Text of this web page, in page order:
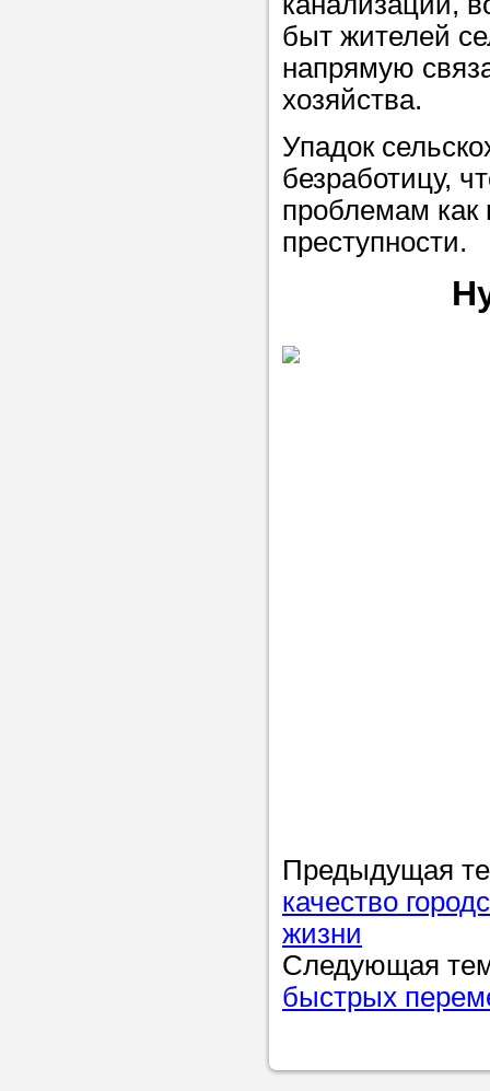
в
советам,
репетитора
Совет 3.
студент-
быт жителей
напрямую
хозяйства.
Упадок
безработицу,
проблемам как
преступности.
Предыдущая
качество
жизни
Следующая
быстрых